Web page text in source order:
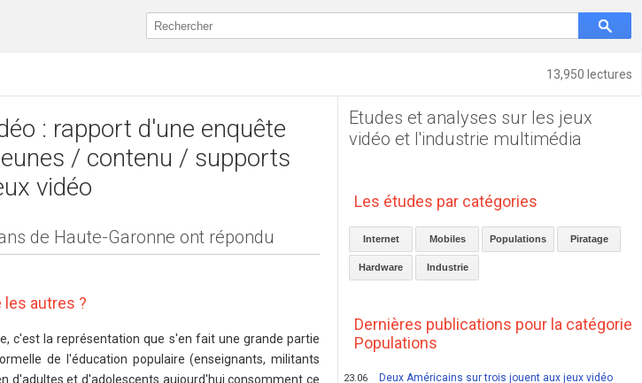
13,950 lectures
: rapport d'une enquête
/ contenu / supports
vidéo
de Haute-Garonne ont répondu
autres ?
c'est la représentation que s'en fait une grande partie
de l'éducation populaire (enseignants, militants
d'adultes et d'adolescents aujourd'hui consomment ce
Etudes et analyses sur les jeux
vidéo et l'industrie multimédia
Les études par catégories
Internet Mobiles Populations Piratage
Hardware Industrie
Dernières publications pour la catégorie
Populations
23.06
Deux Américains sur trois jouent aux jeux vidéo